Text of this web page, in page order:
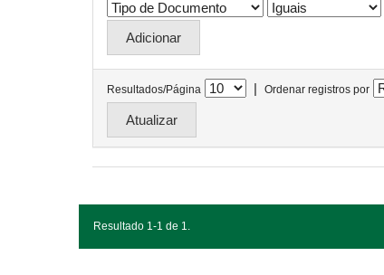
Resultados/Página | Ordenar registros por
Resultado 1-1 de 1.